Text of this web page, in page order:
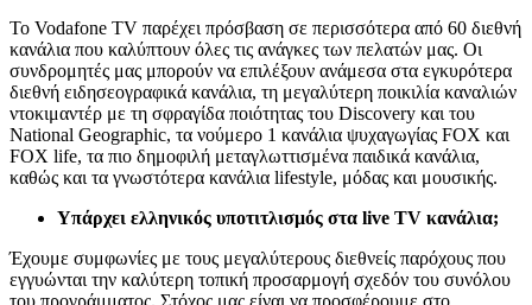
To Vodafone TV παρέχει πρόσβαση σε περισσότερα από 60 διεθνή
κανάλια που καλύπτουν όλες τις ανάγκες των πελατών μας. Οι
συνδρομητές μας μπορούν να επιλέξουν ανάμεσα στα εγκυρότερα
διεθνή ειδησεογραφικά κανάλια, τη μεγαλύτερη ποικιλία καναλιών
ντοκιμαντέρ με τη σφραγίδα ποιότητας του Discovery και του
National Geographic, τα νούμερο 1 κανάλια ψυχαγωγίας FOX και
FOX life, τα πιο δημοφιλή μεταγλωττισμένα παιδικά κανάλια,
καθώς και τα γνωστότερα κανάλια lifestyle, μόδας και μουσικής.
Υπάρχει ελληνικός υποτιτλισμός στα live TV κανάλια;
Έχουμε συμφωνίες με τους μεγαλύτερους διεθνείς παρόχους που
εγγυώνται την καλύτερη τοπική προσαρμογή σχεδόν του συνόλου